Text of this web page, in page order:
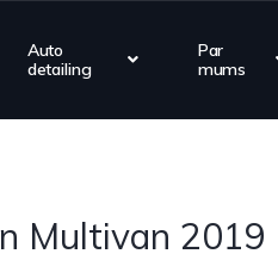
Auto
detailing
Par
mums
Multivan 2019